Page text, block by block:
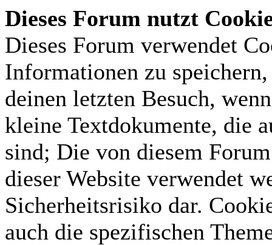
Dieses Forum nutzt
Dieses Forum verwendet
Informationen zu
deinen letzten Besuch,
kleine Textdokumente, die
sind; Die von diesem
dieser Website verwendet
Sicherheitsrisiko dar.
auch die spezifischen